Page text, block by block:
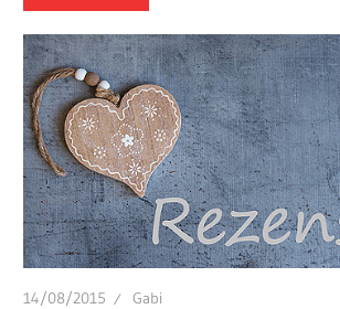
14/08/2015 Gabi